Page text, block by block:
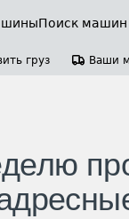
Поиск машин
груз Ваши